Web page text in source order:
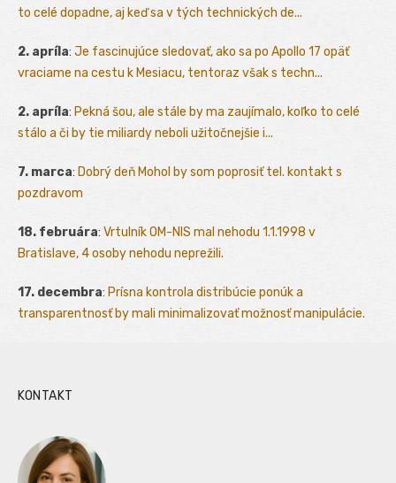
to celé dopadne, aj keď sa v tých technických de...
2. apríla: Je fascinujúce sledovať, ako sa po Apollo 17 opäť
vraciame na cestu k Mesiacu, tentoraz však s techn...
2. apríla: Pekná šou, ale stále by ma zaujímalo, koľko to celé
stálo a či by tie miliardy neboli užitočnejšie i...
7. marca: Dobrý deň Mohol by som poprosiť tel. kontakt s
pozdravom
18. februára: Vrtulník OM-NIS mal nehodu 1.1.1998 v
Bratislave, 4 osoby nehodu neprežili.
17. decembra: Prísna kontrola distribúcie ponúk a
transparentnosť by mali minimalizovať možnosť manipulácie.
KONTAKT